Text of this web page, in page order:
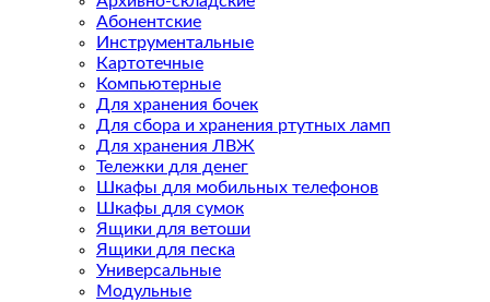
Абонентские
Инструментальные
Картотечные
Компьютерные
Для хранения бочек
Для сбора и хранения ртутных ламп
Для хранения ЛВЖ
Тележки для денег
Шкафы для мобильных телефонов
Шкафы для сумок
Ящики для ветоши
Ящики для песка
Универсальные
Модульные